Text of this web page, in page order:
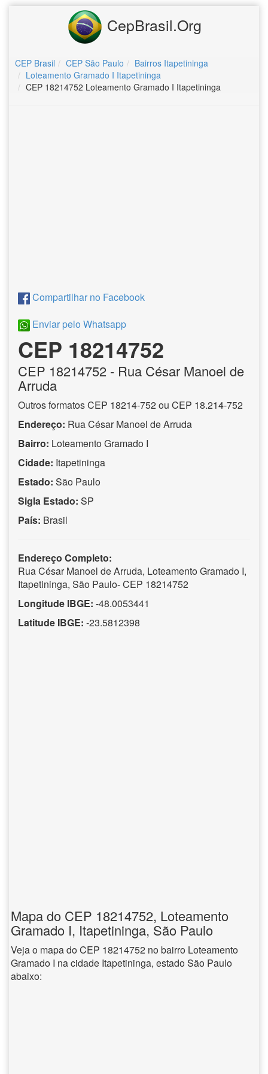
CepBrasil.Org
CEP Brasil CEP São Paulo
Bairros Itapetininga
Loteamento Gramado I Itapetininga
CEP 18214752 Loteamento Gramado I Itapetininga
Compartilhar no Facebook
Enviar pelo Whatsapp
CEP 18214752
CEP 18214752 - Rua César Manoel de
Arruda
Outros formatos CEP 18214-752 ou CEP 18.214-752
Endereço: Rua César Manoel de Arruda
Bairro: Loteamento Gramado I
Cidade: Itapetininga
Estado: São Paulo
Sigla Estado: SP
País: Brasil
Endereço Completo:
Rua César Manoel de Arruda, Loteamento Gramado I,
Itapetininga, São Paulo- CEP 18214752
Longitude IBGE: -48.0053441
Latitude IBGE: -23.5812398
Mapa do CEP 18214752, Loteamento
Gramado I, Itapetininga, São Paulo
Veja o mapa do CEP 18214752 no bairro Loteamento
Gramado I na cidade Itapetininga, estado São Paulo
abaixo: